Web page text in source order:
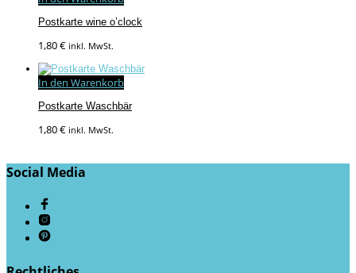
Postkarte wine o’clock
1,80€ inkl. MwSt.
In den Warenkorb
Postkarte Waschbär
1,80€ inkl. MwSt.
Social Media